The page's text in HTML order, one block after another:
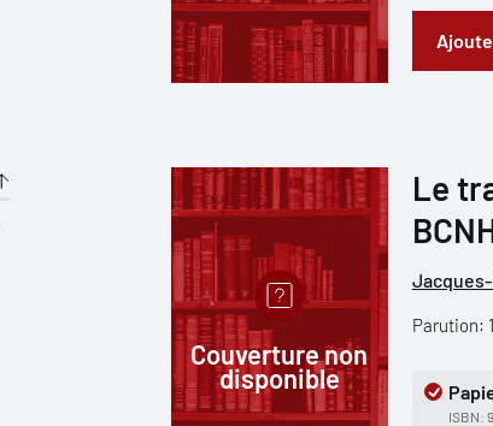
Couverture non
disponible
Le
Parution:
ISBN: